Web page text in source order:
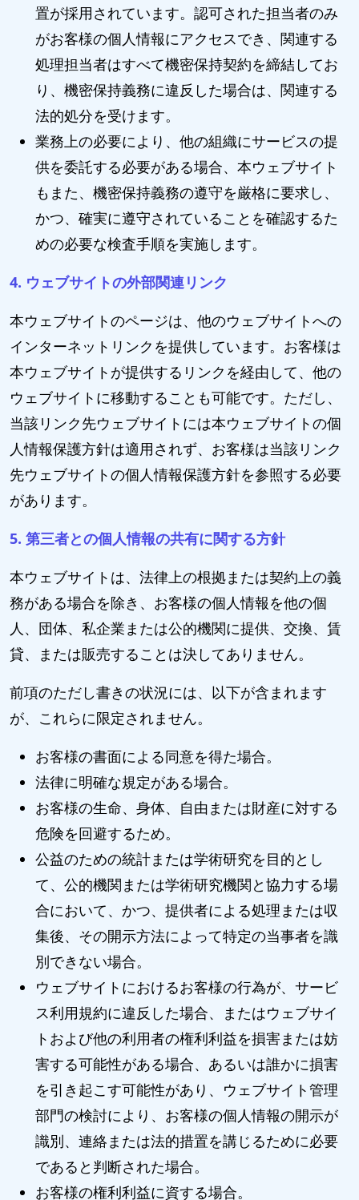
置が採用されています。認可された担当者のみ
がお客様の個人情報にアクセスでき、関連する
処理担当者はすべて機密保持契約を締結してお
り、機密保持義務に違反した場合は、関連する
法的処分を受けます。
業務上の必要により、他の組織にサービスの提
供を委託する必要がある場合、本ウェブサイト
もまた、機密保持義務の遵守を厳格に要求し、
かつ、確実に遵守されていることを確認するた
めの必要な検査手順を実施します。
4. ウェブサイトの外部関連リンク
本ウェブサイトのページは、他のウェブサイトへの
インターネットリンクを提供しています。お客様は
本ウェブサイトが提供するリンクを経由して、他の
ウェブサイトに移動することも可能です。ただし、
当該リンク先ウェブサイトには本ウェブサイトの個
人情報保護方針は適用されず、お客様は当該リンク
先ウェブサイトの個人情報保護方針を参照する必要
があります。
5. 第三者との個人情報の共有に関する方針
本ウェブサイトは、法律上の根拠または契約上の義
務がある場合を除き、お客様の個人情報を他の個
人、団体、私企業または公的機関に提供、交換、賃
貸、または販売することは決してありません。
前項のただし書きの状況には、以下が含まれます
が、これらに限定されません。
お客様の書面による同意を得た場合。
法律に明確な規定がある場合。
お客様の生命、身体、自由または財産に対する
危険を回避するため。
公益のための統計または学術研究を目的とし
て、公的機関または学術研究機関と協力する場
合において、かつ、提供者による処理または収
集後、その開示方法によって特定の当事者を識
別できない場合。
ウェブサイトにおけるお客様の行為が、サービ
ス利用規約に違反した場合、またはウェブサイ
トおよび他の利用者の権利利益を損害または妨
害する可能性がある場合、あるいは誰かに損害
を引き起こす可能性があり、ウェブサイト管理
部門の検討により、お客様の個人情報の開示が
識別、連絡または法的措置を講じるために必要
であると判断された場合。
お客様の権利利益に資する場合。